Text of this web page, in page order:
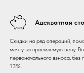
Адекватная
Скидки на ряд операций,
мечту за приемлемую цену.
первоначального взноса, без
13%.